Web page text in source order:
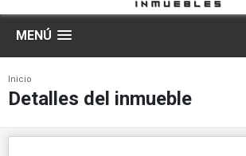
MENÚ
Inicio
Detalles del inmueble